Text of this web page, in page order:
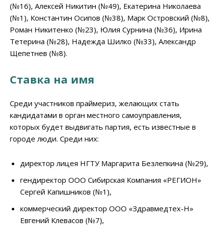
(№16), Алексей Никитин (№49), Екатерина Николаева
(№1), Константин Осипов (№38), Марк Островский (№8),
Роман Никитенко (№23), Юлия Сурнина (№36), Ирина
Тетерина (№28), Надежда Шилко (№33), Александр
Щепетнев (№8).
Ставка на имя
Среди участников праймериз, желающих стать
кандидатами в орган местного самоуправления,
которых будет выдвигать партия, есть известные в
городе люди. Среди них:
директор лицея НГТУ Маргарита Безлепкина (№29),
гендиректор ООО Сибирская Компания «РЕГИОН»
Сергей Капишников (№1),
коммерческий директор ООО «Здравмедтех-Н»
Евгений Клевасов (№7),